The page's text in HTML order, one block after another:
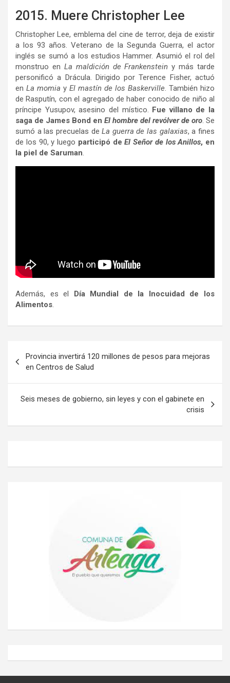
2015. Muere Christopher Lee
Christopher Lee, emblema del cine de terror, deja de existir
a los 93 años. Veterano de la Segunda Guerra, el actor
inglés se sumó a los estudios Hammer. Asumió el rol del
monstruo en La maldición de Frankensteiny más tarde
personificó a Drácula. Dirigido por Terence Fisher, actuó
en La momia y El mastín de los Baskerville. También hizo
de Rasputín, con el agregado de haber conocido de niño al
príncipe Yusupov, asesino del místico. Fue villano de la
saga de James Bond en El hombre del revólver de oro. Se
sumó a las precuelas deLa guerra de las galaxias, a fines
de los 90, y luego participó deEl Señor de los Anillos, en
la piel de Saruman.
Además, es el Día Mundial de la Inocuidad de los
Alimentos.
de
entradas
Provincia invertirá 120 millones de pesos para mejoras
en Centros de Salud
Seis meses de gobierno, sin leyes y con el gabinete en
crisis